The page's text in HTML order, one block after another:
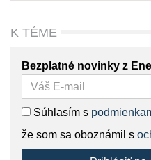
K TÉME
Bezplatné novinky z
Súhlasím s
že som sa oboznámil s